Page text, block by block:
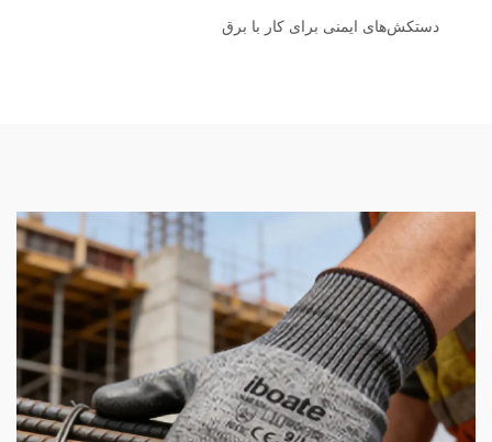
دستکش‌های ایمنی برای کار با برق